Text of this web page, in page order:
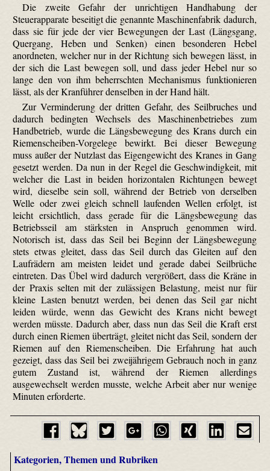
Die zweite Gefahr der unrichtigen Handhabung der
Steuerapparate beseitigt die genannte Maschinenfabrik dadurch,
dass sie für jede der vier Bewegungen der Last (Längsgang,
Quergang, Heben und Senken) einen besonderen Hebel
anordneten, welcher nur in der Richtung sich bewegen lässt, in
der sich die Last bewegen soll, und dass jeder Hebel nur so
lange den von ihm beherrschten Mechanismus funktionieren
lässt, als der Kranführer denselben in der Hand hält.
Zur Verminderung der dritten Gefahr, des Seilbruches und
dadurch bedingten Wechsels des Maschinenbetriebes zum
Handbetrieb, wurde die Längsbewegung des Krans durch ein
Riemenscheiben-Vorgelege bewirkt. Bei dieser Bewegung
muss außer der Nutzlast das Eigengewicht des Kranes in Gang
gesetzt werden. Da nun in der Regel die Geschwindigkeit, mit
welcher die Last in beiden horizontalen Richtungen bewegt
wird, dieselbe sein soll, während der Betrieb von derselben
Welle oder zwei gleich schnell laufenden Wellen erfolgt, ist
leicht ersichtlich, dass gerade für die Längsbewegung das
Betriebsseil am stärksten in Anspruch genommen wird.
Notorisch ist, dass das Seil bei Beginn der Längsbewegung
stets etwas gleitet, dass das Seil durch das Gleiten auf den
Laufrädern am meisten leidet und gerade dabei Seilbrüche
eintreten. Das Übel wird dadurch vergrößert, dass die Kräne in
der Praxis selten mit der zulässigen Belastung, meist nur für
kleine Lasten benutzt werden, bei denen das Seil gar nicht
leiden würde, wenn das Gewicht des Krans nicht bewegt
werden müsste. Dadurch aber, dass nun das Seil die Kraft erst
durch einen Riemen überträgt, gleitet nicht das Seil, sondern der
Riemen auf den Riemenscheiben. Die Erfahrung hat auch
gezeigt, dass das Seil bei zweijährigem Gebrauch noch in ganz
gutem Zustand ist, während der Riemen allerdings
ausgewechselt werden musste, welche Arbeit aber nur wenige
Minuten erforderte.
Kategorien, Themen und Rubriken